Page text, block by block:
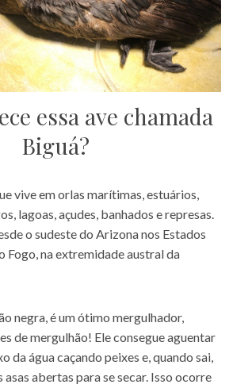
essa ave chamada
Biguá?
vive em orlas marítimas, estuários,
lagoas, açudes, banhados e represas.
o sudeste do Arizona nos Estados
Fogo, na extremidade austral da
negra, é um ótimo mergulhador,
de mergulhão! Ele consegue aguentar
da água caçando peixes e, quando sai,
asas abertas para se secar. Isso ocorre